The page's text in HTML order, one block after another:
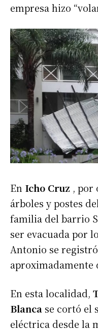
empresa hizo
En Icho Cruz , por
árboles y postes
familia del barrio
ser evacuada por
Antonio se
aproximadamente
En esta localidad,
Blanca se cortó el
eléctrica desde la